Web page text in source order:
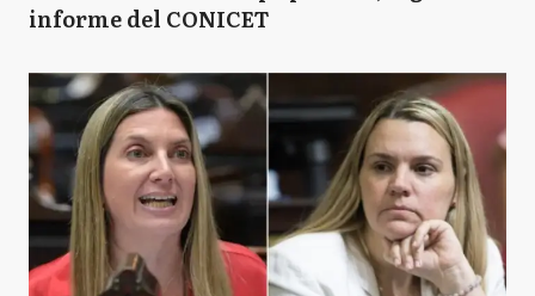
informe del CONICET